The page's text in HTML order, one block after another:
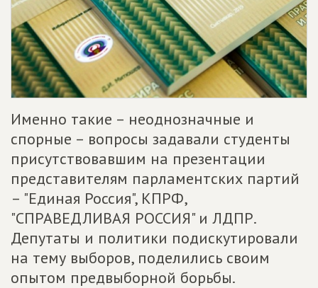
Именно такие – неоднозначные и
спорные – вопросы задавали студенты
присутствовавшим на презентации
представителям парламентских партий
– "Единая Россия", КПРФ,
"СПРАВЕДЛИВАЯ РОССИЯ" и ЛДПР.
Депутаты и политики подискутировали
на тему выборов, поделились своим
опытом предвыборной борьбы.